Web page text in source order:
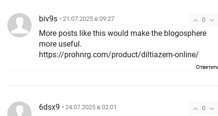
0
biv9s • 21.07.2025 в 09:27
More posts like this would make the blogosphere
more useful.
https://prohnrg.com/product/diltiazem-online/
0
6dsx9 • 24.07.2025 в 02:01